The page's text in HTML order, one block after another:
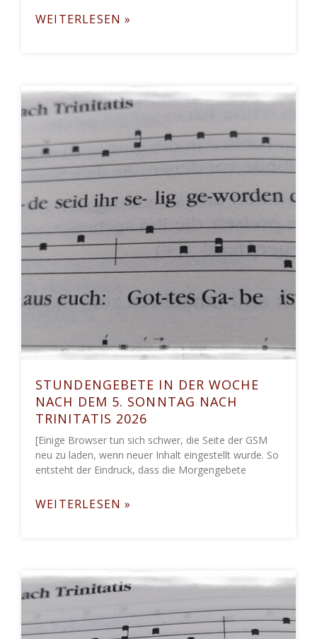
WEITERLESEN »
STUNDENGEBETE IN DER WOCHE
NACH DEM 5. SONNTAG NACH
TRINITATIS 2026
[Einige Browser tun sich schwer, die Seite der GSM
neu zu laden, wenn neuer Inhalt eingestellt wurde. So
entsteht der Eindruck, dass die Morgengebete
WEITERLESEN »